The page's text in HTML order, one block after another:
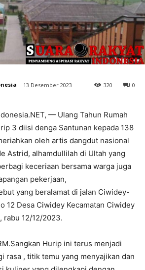
13 Desember 2023 0
320
— Ulang Tahun Rumah
3 diisi denga Santunan kepada 138
oleh artis dangdut nasional
Astrid, alhamdullilah di Ultah yang
keceriaan bersama warga juga
pekerjaan,
yang beralamat di jalan Ciwidey-
12 Desa Ciwidey Kecamatan Ciwidey
rabu 12/12/2023.
Hurip ini terus menjadi
rasa , titik temu yang menyajikan dan